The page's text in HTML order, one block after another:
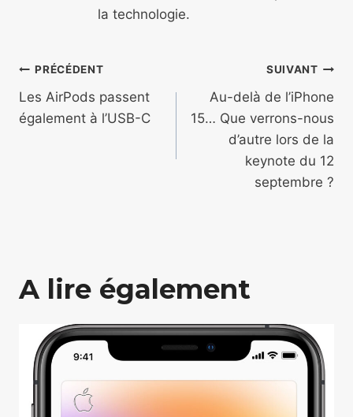
la technologie.
Navigation
de
l’article
PRÉCÉDENT
Les AirPods passent
également à l’USB-C
SUIVANT
Au-delà de l’iPhone
15… Que verrons-nous
d’autre lors de la
keynote du 12
septembre ?
A lire également